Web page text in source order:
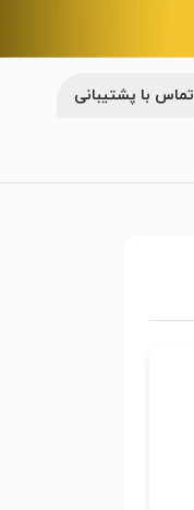
تماس با پشتیبانی